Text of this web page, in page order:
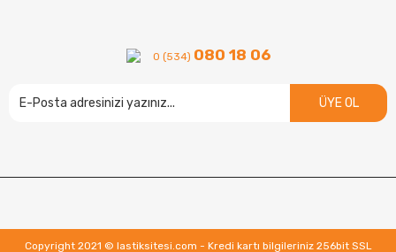
0 (534) 080 18 06
ÜYE OL
Copyright 2021 © lastiksitesi.com - Kredi kartı bilgileriniz 256bit SSL